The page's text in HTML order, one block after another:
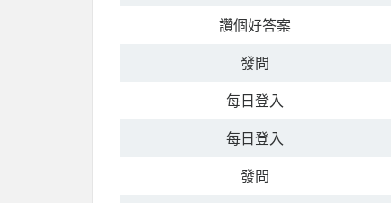
讚個好答案
發問
每日登入
每日登入
發問